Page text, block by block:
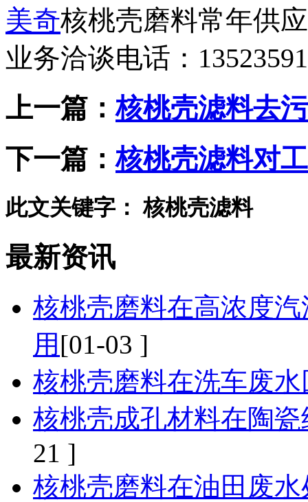
美奇核桃壳磨料常年供
业务洽谈电话：
上一篇：核桃壳滤料去
下一篇：核桃壳滤料对
此文关键字： 核桃壳滤料
最新资讯
核桃壳磨料在高浓度
用 [01-03 ]
核桃壳磨料在洗车废
核桃壳成孔材料在陶
21 ]
核桃壳磨料在油田废